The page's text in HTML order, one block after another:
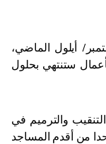
أيلول الماضي،
ستنتهي بحلول
التنقيب والترميم في
من أقدم المساجد